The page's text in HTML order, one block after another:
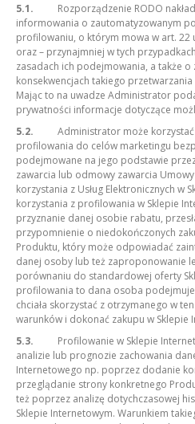
5.1. Rozporządzenie RODO
informowania o zautomatyzowanym
profilowaniu, o którym mowa w art. 22
oraz – przynajmniej w tych
zasadach ich podejmowania, a także o
konsekwencjach takiego
Mając to na uwadze Administrator
prywatności informacje dotyczące
5.2. Administrator może
profilowania do celów marketingu
podejmowane na jego podstawie
zawarcia lub odmowy zawarcia
korzystania z Usług Elektronicznych w
korzystania z profilowania w Sklepie
przyznanie danej osobie rabatu,
przypomnienie o niedokończonych
Produktu, który może odpowiadać
danej osoby lub też zaproponowanie
porównaniu do standardowej oferty
profilowania to dana osoba
chciała skorzystać z otrzymanego w
warunków i dokonać zakupu w Sklepie
5.3. Profilowanie w Sklepie
analizie lub prognozie zachowania
Internetowego np. poprzez dodanie
przeglądanie strony konkretnego
też poprzez analizę dotychczasowej
Sklepie Internetowym. Warunkiem